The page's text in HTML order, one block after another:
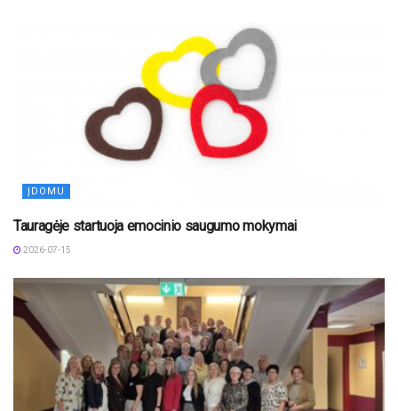
ĮDOMU
Tauragėje startuoja emocinio saugumo mokymai
2026-07-15